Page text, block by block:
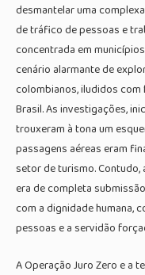
desmantelar uma
de tráfico de pessoas e
concentrada em
cenário alarmante de
colombianos, iludidos
Brasil. As investigações,
trouxeram à tona um
passagens aéreas eram
setor de turismo.
era de completa
com a dignidade humana,
pessoas e a servidão
A Operação Juro Zero e a